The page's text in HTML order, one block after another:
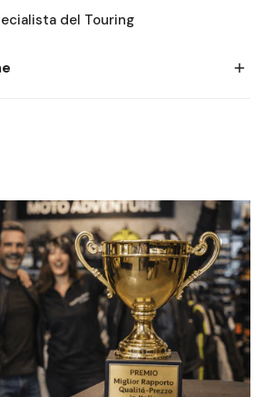
del Touring
ridotto dei supporti laterali
del baricentro della
garantisce maggiore sicurezza.
STONE CORSA (2024, 2023,